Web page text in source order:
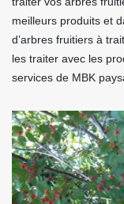
meilleurs produits et
d’arbres fruitiers à
les traiter avec les
services de MBK